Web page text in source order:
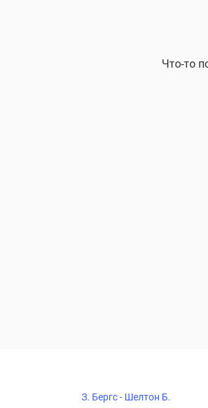
Что-то
З. Бергс - Шелтон Б.